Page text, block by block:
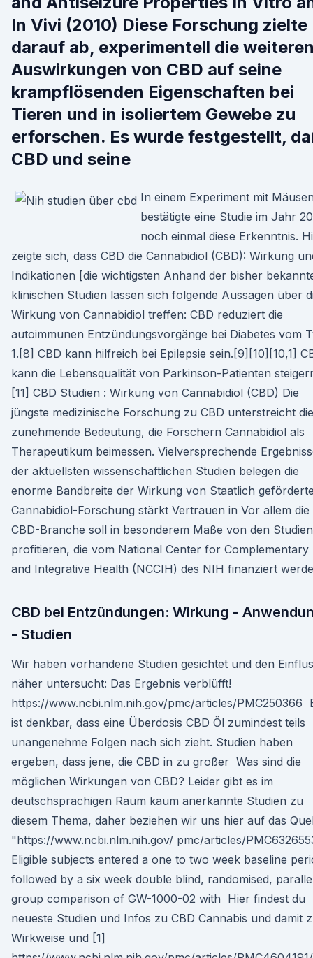
In Vivi (2010) Diese Forschung zielte
darauf ab, experimentell die
Auswirkungen von CBD auf seine
krampflösenden Eigenschaften bei
Tieren und in isoliertem Gewebe zu
erforschen. Es wurde festgestellt,
CBD und seine
In einem Experiment mit
bestätigte eine Studie im Jahr
noch einmal diese Erkenntnis.
zeigte sich, dass CBD die Cannabidiol (CBD): Wirkung
Indikationen [die wichtigsten Anhand der bisher
klinischen Studien lassen sich folgende Aussagen über
Wirkung von Cannabidiol treffen: CBD reduziert die
autoimmunen Entzündungsvorgänge bei Diabetes vom
1.[8] CBD kann hilfreich bei Epilepsie sein.[9][10][10,1]
kann die Lebensqualität von Parkinson-Patienten
[11] CBD Studien : Wirkung von Cannabidiol (CBD) Die
jüngste medizinische Forschung zu CBD unterstreicht die
zunehmende Bedeutung, die Forschern Cannabidiol als
Therapeutikum beimessen. Vielversprechende
der aktuellsten wissenschaftlichen Studien belegen die
enorme Bandbreite der Wirkung von Staatlich
Cannabidiol-Forschung stärkt Vertrauen in Vor allem die
CBD-Branche soll in besonderem Maße von den Studien
profitieren, die vom National Center for Complementary
and Integrative Health (NCCIH) des NIH finanziert
CBD bei Entzündungen: Wirkung -
- Studien
Wir haben vorhandene Studien gesichtet und den
näher untersucht: Das Ergebnis verblüfft!
https://www.ncbi.nlm.nih.gov/pmc/articles/PMC250366
ist denkbar, dass eine Überdosis CBD Öl zumindest teils
unangenehme Folgen nach sich zieht. Studien haben
ergeben, dass jene, die CBD in zu großer Was sind die
möglichen Wirkungen von CBD? Leider gibt es im
deutschsprachigen Raum kaum anerkannte Studien zu
diesem Thema, daher beziehen wir uns hier auf das
"https://www.ncbi.nlm.nih.gov/ pmc/articles/
Eligible subjects entered a one to two week baseline
followed by a six week double blind, randomised,
group comparison of GW-1000-02 with Hier findest du
neueste Studien und Infos zu CBD Cannabis und damit
Wirkweise und [1]